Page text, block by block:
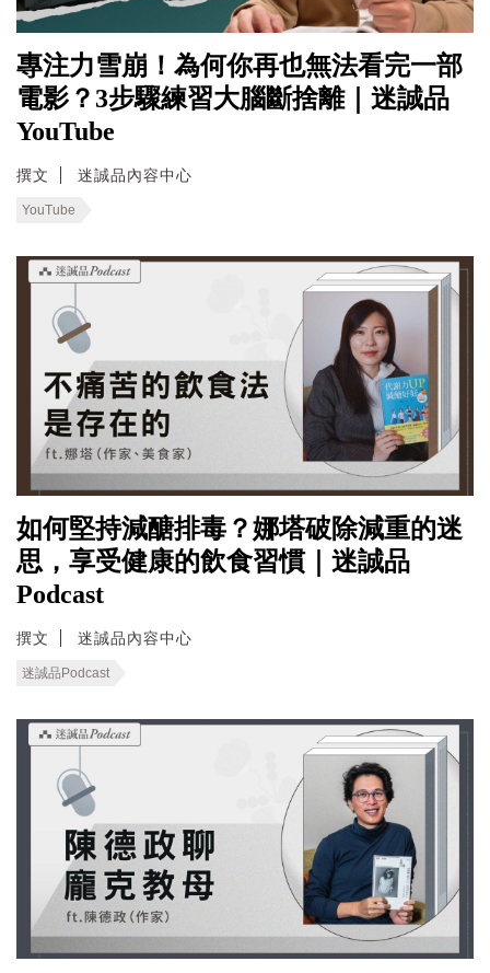
專注力雪崩！為何你再也無法看完一部
電影？3步驟練習大腦斷捨離｜迷誠品
YouTube
撰文 迷誠品內容中心
YouTube
如何堅持減醣排毒？娜塔破除減重的迷
思，享受健康的飲食習慣｜迷誠品
Podcast
撰文 迷誠品內容中心
迷誠品Podcast